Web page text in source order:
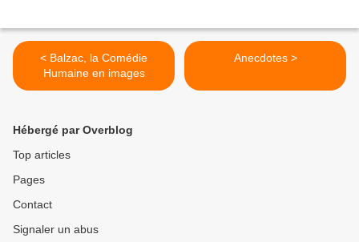
< Balzac, la Comédie
Humaine en images
Anecdotes >
Hébergé par Overblog
Top articles
Pages
Contact
Signaler un abus